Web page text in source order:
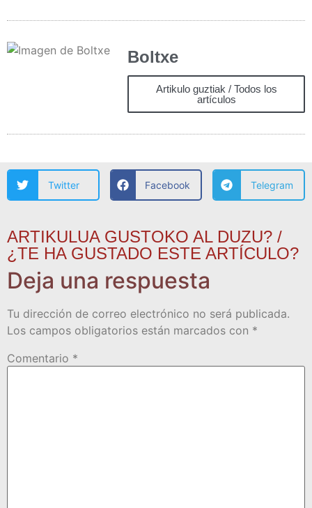
Boltxe
Artikulo guztiak / Todos los
artículos
Twitter Facebook Telegram
ARTIKULUA GUSTOKO AL DUZU? /
¿TE HA GUSTADO ESTE ARTÍCULO?
Deja una respuesta
Tu dirección de correo electrónico no será publicada.
Los campos obligatorios están marcados con *
Comentario *